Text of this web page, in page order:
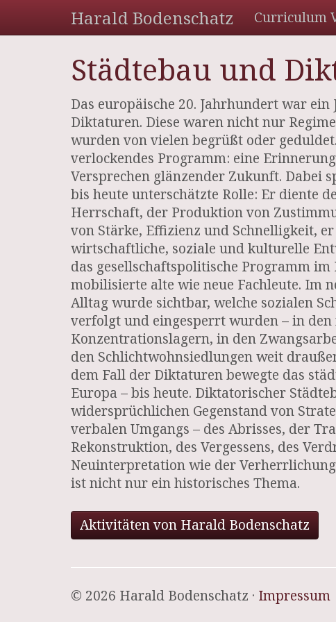
Harald Bodenschatz Curriculum
Städtebau und
Das europäische 20. Jahrhundert war
Diktaturen. Diese waren nicht nur
wurden von vielen begrüßt oder
verlockendes Programm: eine
Versprechen glänzender Zukunft. Dabei
bis heute unterschätzte Rolle: Er diente
Herrschaft, der Produktion von
von Stärke, Effizienz und Schnelligkeit,
wirtschaftliche, soziale und kulturelle
das gesellschaftspolitische Programm
mobilisierte alte wie neue Fachleute. Im
Alltag wurde sichtbar, welche sozialen
verfolgt und eingesperrt wurden – in den
Konzentrationslagern, in den
den Schlichtwohnsiedlungen weit
dem Fall der Diktaturen bewegte das
Europa – bis heute. Diktatorischer
widersprüchlichen Gegenstand von
verbalen Umgangs – des Abrisses, der
Rekonstruktion, des Vergessens, des
Neuinterpretation wie der
ist nicht nur ein historisches Thema.
Aktivitäten von Harald Bodenschatz
© 2026 Harald Bodenschatz · Impressum